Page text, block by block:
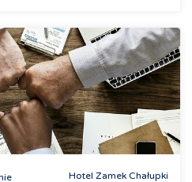
Hotel Zamek Chałupki